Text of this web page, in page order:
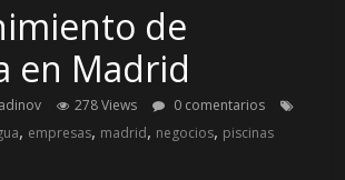
de
en Madrid
278 Views
0 comentarios
, empresas, madrid, negocios, piscinas